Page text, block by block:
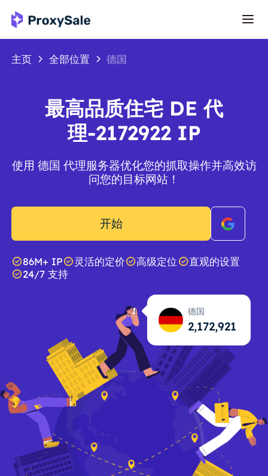
主页 全部位置 德国
最高品质住宅 DE 代
理-2172922 IP
使用 德国 代理服务器优化您的抓取操作并高效访
问您的目标网站！
开始
86M+ IP 灵活的定价 高级定位
直观的设置
24/7 支持
德国
2,172,922